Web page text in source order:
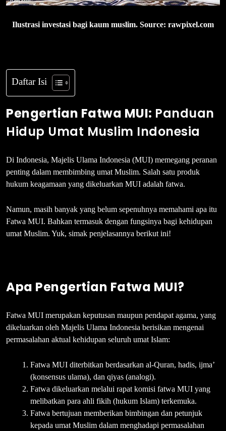
Ilustrasi investasi bagi kaum muslim. Source: rawpixel.com
Daftar Isi
Pengertian Fatwa MUI: Panduan
Hidup Umat Muslim Indonesia
Di Indonesia, Majelis Ulama Indonesia (MUI) memegang peranan
penting dalam membimbing umat Muslim. Salah satu produk
hukum keagamaan yang dikeluarkan MUI adalah fatwa.
Namun, masih banyak yang belum sepenuhnya memahami apa itu
Fatwa MUI. Bahkan termasuk dengan fungsinya bagi kehidupan
umat Muslim. Yuk, simak penjelasannya berikut ini!
Apa Pengertian Fatwa MUI?
Fatwa MUI merupakan keputusan maupun pendapat agama, yang
dikeluarkan oleh Majelis Ulama Indonesia berisikan mengenai
permasalahan aktual kehidupan seluruh umat Islam:
Fatwa MUI diterbitkan berdasarkan al-Quran, hadis, ijma’
(konsensus ulama), dan qiyas (analogi).
Fatwa dikeluarkan melalui rapat komisi fatwa MUI yang
melibatkan para ahli fikih (hukum Islam) terkemuka.
Fatwa bertujuan memberikan bimbingan dan petunjuk
kepada umat Muslim dalam menghadapi permasalahan